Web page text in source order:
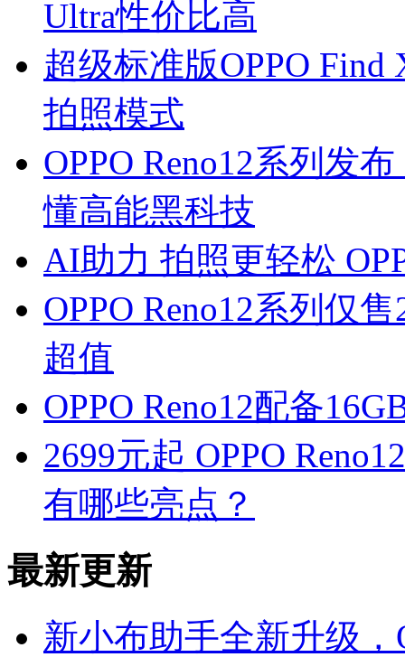
Ultra性价比高
超级标准版OPPO
拍照模式
OPPO Reno12系列发
懂高能黑科技
AI助力 拍照更轻松
OPPO Reno12系列仅
超值
OPPO Reno12配备
2699元起 OPPO
有哪些亮点？
最新更新
新小布助手全新升级